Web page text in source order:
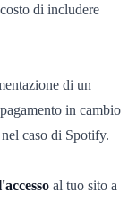
di includere
di un
in cambio
caso di Spotify.
al tuo sito a